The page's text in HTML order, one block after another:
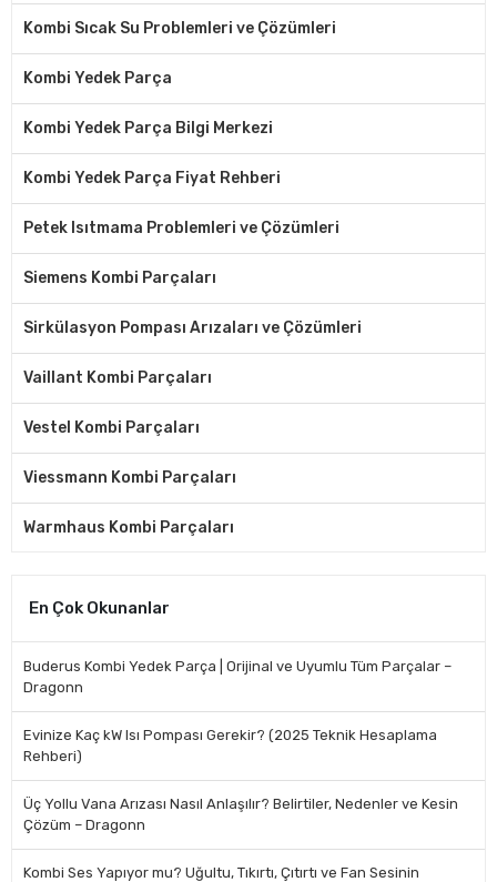
Kombi Sıcak Su Problemleri ve Çözümleri
Kombi Yedek Parça
Kombi Yedek Parça Bilgi Merkezi
Kombi Yedek Parça Fiyat Rehberi
Petek Isıtmama Problemleri ve Çözümleri
Siemens Kombi Parçaları
Sirkülasyon Pompası Arızaları ve Çözümleri
Vaillant Kombi Parçaları
Vestel Kombi Parçaları
Viessmann Kombi Parçaları
Warmhaus Kombi Parçaları
En Çok Okunanlar
Buderus Kombi Yedek Parça | Orijinal ve Uyumlu Tüm Parçalar –
Dragonn
Evinize Kaç kW Isı Pompası Gerekir? (2025 Teknik Hesaplama
Rehberi)
Üç Yollu Vana Arızası Nasıl Anlaşılır? Belirtiler, Nedenler ve Kesin
Çözüm – Dragonn
Kombi Ses Yapıyor mu? Uğultu, Tıkırtı, Çıtırtı ve Fan Sesinin